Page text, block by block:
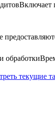
Включает
обработки
текущие